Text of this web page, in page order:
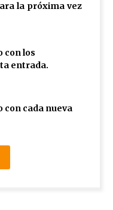
la próxima vez
con los
entrada.
con cada nueva